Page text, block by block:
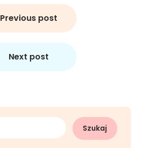
Previous post
Next post